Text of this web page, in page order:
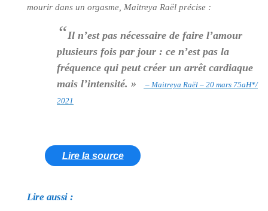
mourir dans un orgasme, Maitreya Raël précise :
“Il n’est pas nécessaire de faire l’amour
plusieurs fois par jour : ce n’est pas la
fréquence qui peut créer un arrêt cardiaque
mais l’intensité. »
– Maitreya Raël – 20 mars 75aH*/
2021
Lire la source
Lire aussi :